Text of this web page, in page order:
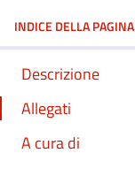
INDICE DELLA PAGINA
Descrizione
Allegati
A cura di